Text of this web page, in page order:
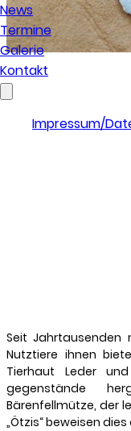
News
Termine
Galerie
Kontakt
Impressum/
Seit Jahrtausenden
Nutztiere ihnen
Tierhaut Leder
gegenstände
Bärenfellmütze, der
„Ötzis“ beweisen